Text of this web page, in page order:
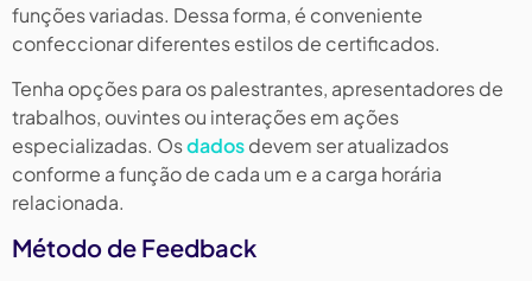
funções variadas. Dessa forma, é conveniente
confeccionar diferentes estilos de certificados.
Tenha opções para os palestrantes, apresentadores de
trabalhos, ouvintes ou interações em ações
especializadas. Osdadosdevem ser atualizados
conforme a função de cada um e a carga horária
relacionada.
Método de Feedback